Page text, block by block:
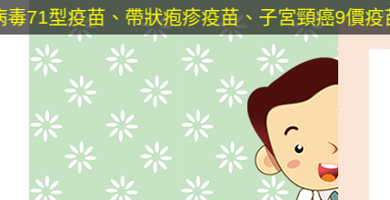
苗、帶狀疱疹疫苗、子宮頸癌9價疫苗 ⭐